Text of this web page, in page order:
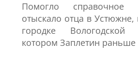
Помогло
отыскало отца в
городке
котором Заплетин